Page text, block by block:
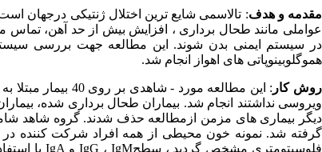
مقدمه و هدف: تالاسمی شایع ترین اختلال ژنتیکی درجهان
عواملی مانند طحال برداری ، افزایش بیش از حد آهن، تماس
در سیستم ایمنی بدن شوند. این مطالعه جهت بررسی سیستم
هموگلوبینوپاتی های اهواز انجام شد.
روش کار
: این مطالعه
ویروسی نداشتند انجام شد. بیماران طحال برداری شده،